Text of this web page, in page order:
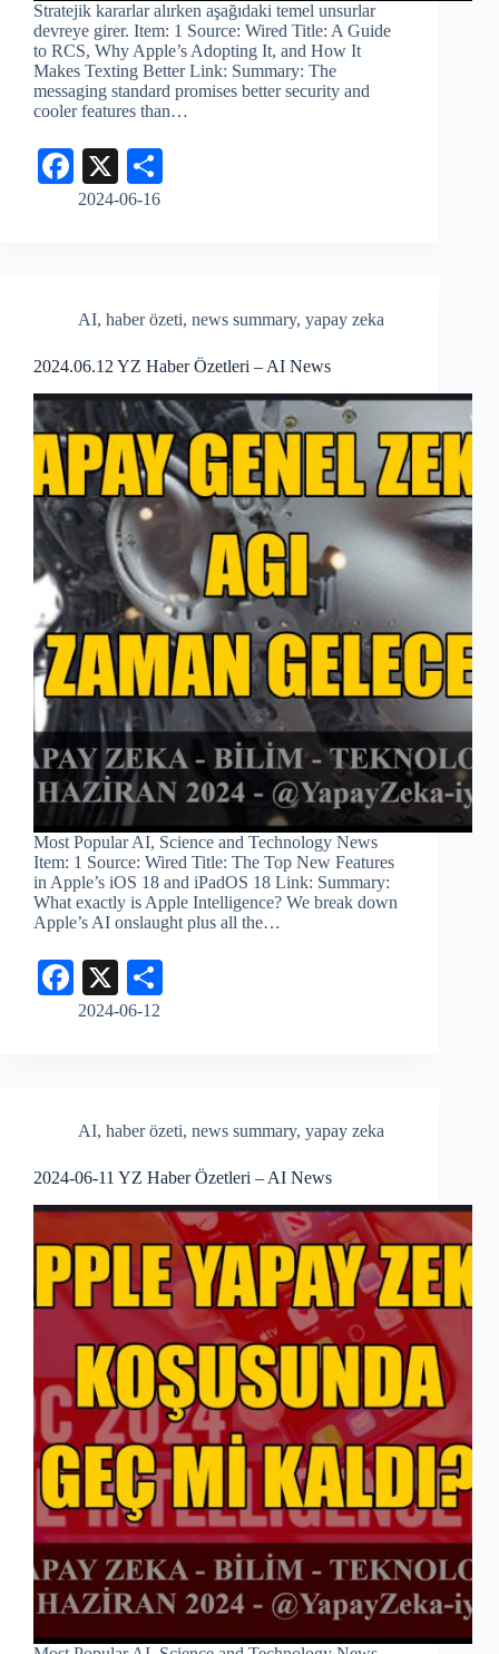
Stratejik kararlar alırken aşağıdaki temel unsurlar
devreye girer. Item: 1 Source: Wired Title: A Guide
to RCS, Why Apple’s Adopting It, and How It
Makes Texting Better Link: Summary: The
messaging standard promises better security and
cooler features than…
Fa
ce
X
2024-06-16
AI, haber özeti, news summary, yapay zeka
2024.06.12 YZ Haber Özetleri – AI News
Most Popular AI, Science and Technology News
Item: 1 Source: Wired Title: The Top New Features
in Apple’s iOS 18 and iPadOS 18 Link: Summary:
What exactly is Apple Intelligence? We break down
Apple’s AI onslaught plus all the…
Fa
ce
X
2024-06-12
AI, haber özeti, news summary, yapay zeka
2024-06-11 YZ Haber Özetleri – AI News